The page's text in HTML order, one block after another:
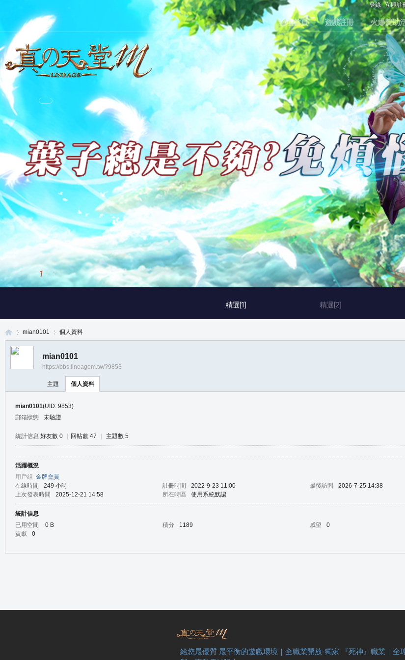
登錄 立即註
論壇首頁 遊戲註冊 火爆贊助
精選[1] 精選[2]
1 / 3
mian0101 個人資料
mian0101
https://bbs.lineagem.tw/?9853
主題 個人資料
mian0101(UID: 9853)
郵箱狀態
未驗證
統計信息 好友數 0 回帖數 47 主題數 5
活躍概況
用戶組 金牌會員
在線時間
249 小時 註冊時間 2022-9-23 11:00 最後訪問 2026-7-25 14:38
上次發表時間
2025-12-21 14:58 所在時區 使用系統默認
統計信息
已用空間
0 B 積分 1189 威望 0
貢獻
0
給您最優質 最平衡的遊戲環境｜全職業開放-獨家 『死神』職業｜全